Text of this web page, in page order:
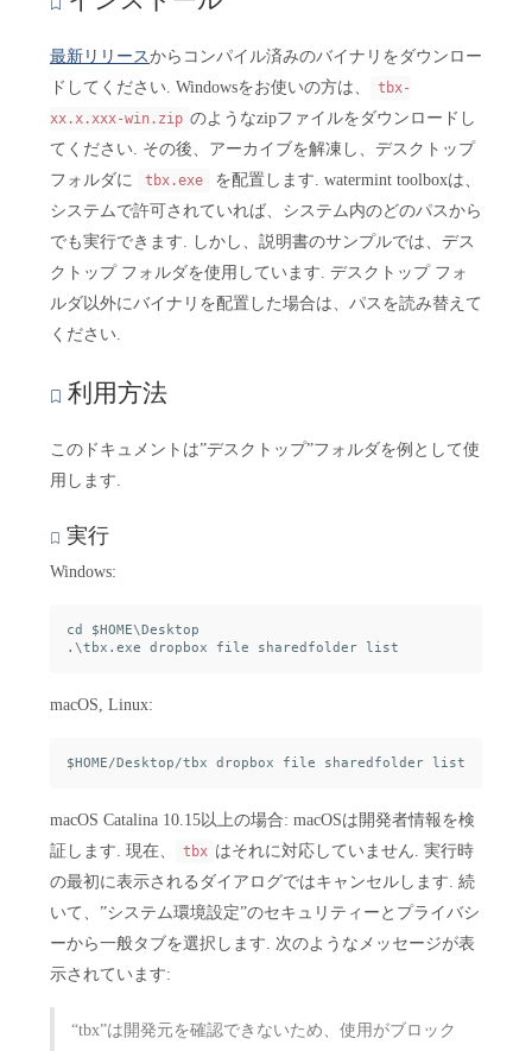
最新リリースからコンパイル済みのバイナリをダウンロー
ドしてください. Windowsをお使いの方は、
tbx-
xx.x.xxx-win.zip のようなzipファイルをダウンロードし
てください. その後、アーカイブを解凍し、デスクトップ
フォルダに
tbx.exe
を配置します. watermint toolboxは、
システムで許可されていれば、システム内のどのパスから
でも実行できます. しかし、説明書のサンプルでは、デス
クトップ フォルダを使用しています. デスクトップ フォ
ルダ以外にバイナリを配置した場合は、パスを読み替えて
ください.
利用方法
このドキュメントは”デスクトップ”フォルダを例として使
用します.
実行
Windows:
cd $HOME\Desktop
macOS, Linux:
macOS Catalina 10.15以上の場合: macOSは開発者情報を検
証します. 現在、
tbx はそれに対応していません. 実行時
の最初に表示されるダイアログではキャンセルします. 続
いて、”システム環境設定”のセキュリティーとプライバシ
ーから一般タブを選択します. 次のようなメッセージが表
示されています:
“tbx”は開発元を確認できないため、使用がブロック